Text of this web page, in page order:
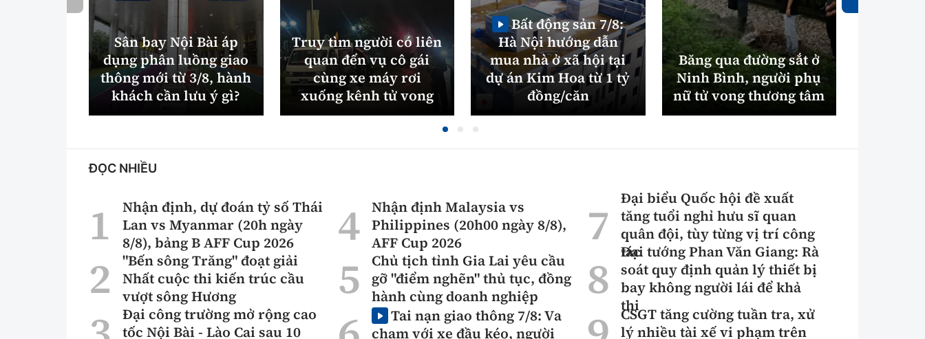
Sân bay Nội Bài áp
dụng phân luồng giao
thông mới từ 3/8, hành
khách cần lưu ý gì?
Truy tìm người có liên
quan đến vụ cô gái
cùng xe máy rơi
xuống kênh tử vong
Bất động sản 7/8:
Hà Nội hướng dẫn
mua nhà ở xã hội tại
dự án Kim Hoa từ 1 tỷ
đồng/căn
Băng qua đường sắt ở
Ninh Bình, người phụ
nữ tử vong thương tâm
ĐỌC NHIỀU
Nhận định, dự đoán tỷ số Thái
Lan vs Myanmar (20h ngày
8/8), bảng B AFF Cup 2026
"Bến sông Trăng" đoạt giải
Nhất cuộc thi kiến trúc cầu
vượt sông Hương
Đại công trường mở rộng cao
tốc Nội Bài - Lào Cai sau 10
Nhận định Malaysia vs
Philippines (20h00 ngày 8/8),
AFF Cup 2026
Chủ tịch tỉnh Gia Lai yêu cầu
gỡ "điểm nghẽn" thủ tục, đồng
hành cùng doanh nghiệp
Tai nạn giao thông 7/8: Va
chạm với xe đầu kéo, người
Đại biểu Quốc hội đề xuất
tăng tuổi nghỉ hưu sĩ quan
quân đội, tùy từng vị trí công
tác
Đại tướng Phan Văn Giang: Rà
soát quy định quản lý thiết bị
bay không người lái để khả
thi
CSGT tăng cường tuần tra, xử
lý nhiều tài xế vi phạm trên